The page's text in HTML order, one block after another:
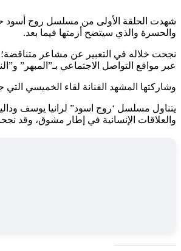
شهدت الحلقة الأولى من مسلسل روج أسود
والحسرة والذي سيتضح أزمتها فيما بعد.
نجحت خلاله في التعبير عن مشاعر متناقضة؛
عبر مواقع التواصل الاجتماعي بـ”المبهر”
وشاركتها المشهد الفنانة لقاء الخميسي
يتناول مسلسل ‘روج اسود” لرانيا يوسف
والعلاقات الإنسانية في إطار مشوق، وقد